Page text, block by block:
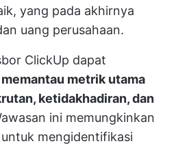
yang pada akhirnya
uang perusahaan.
ClickUp dapat
memantau metrik utama
ketidakhadiran, dan
ini memungkinkan
mengidentifikasi